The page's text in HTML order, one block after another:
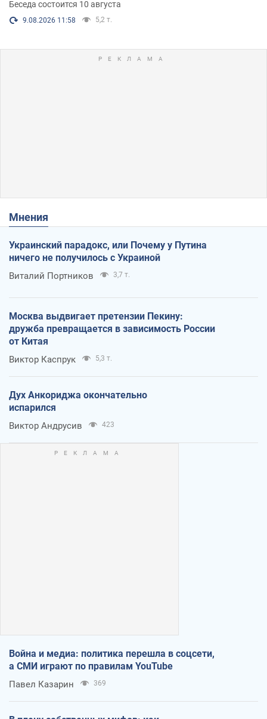
Беседа состоится 10 августа
9.08.2026 11:58 5,2 т.
Мнения
Украинский парадокс, или Почему у Путина
ничего не получилось с Украиной
Виталий Портников 3,7 т.
Москва выдвигает претензии Пекину:
дружба превращается в зависимость России
от Китая
Виктор Каспрук 5,3 т.
Дух Анкориджа окончательно
испарился
Виктор Андрусив 423
Война и медиа: политика перешла в соцсети,
а СМИ играют по правилам YouTube
Павел Казарин 369